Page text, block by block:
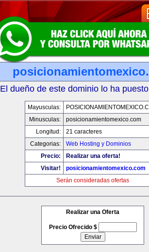
El dueño de este dominio lo ha
Mayusculas:
Minusculas:
posicionamientomexico.com
Longitud:
21 caracteres
Categorias:
Web Hosting y Dominios
Precio:
Realizar una oferta!
Visitar!
posicionamientomexico.com
Serán consideradas ofertas
Realizar una Oferta
Precio Ofrecido $